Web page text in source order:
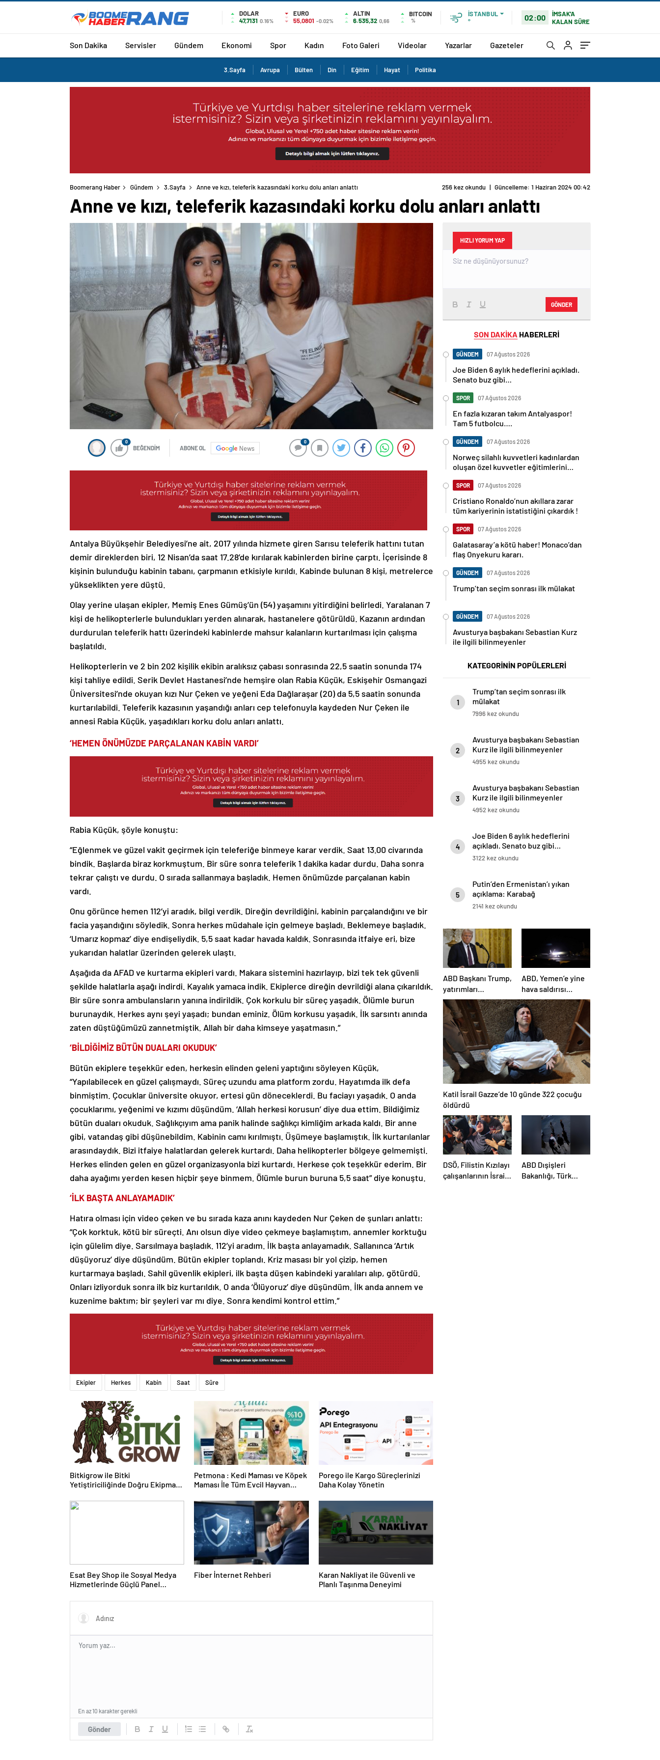
DOLAR
47,7131 0.16%
EURO
55,0801 -0.02%
ALTIN
6.535,32 0,66
BITCOIN
%
İSTANBUL
°
02:00
İMSAK'A
KALAN SÜRE
Son Dakika Servisler Gündem Ekonomi Spor Kadın Foto Galeri Videolar Yazarlar Gazeteler
3.Sayfa Avrupa Bülten Din Eğitim Hayat Politika
Boomerang Haber Gündem 3.Sayfa Anne ve kızı, teleferik kazasındaki korku dolu anları anlattı 256 kez okundu | Güncelleme: 1 Haziran 2024 00:42
Anne ve kızı, teleferik kazasındaki korku dolu anları anlattı
0
BEĞENDİM ABONE OL News
0
Antalya Büyükşehir Belediyesi’ne ait, 2017 yılında hizmete giren Sarısu teleferik hattını tutan
demir direklerden biri, 12 Nisan’da saat 17.28’de kırılarak kabinlerden birine çarptı. İçerisinde 8
kişinin bulunduğu kabinin tabanı, çarpmanın etkisiyle kırıldı. Kabinde bulunan 8 kişi, metrelerce
yükseklikten yere düştü.
Olay yerine ulaşan ekipler, Memiş Enes Gümüş’ün (54) yaşamını yitirdiğini belirledi. Yaralanan 7
kişi de helikopterlerle bulundukları yerden alınarak, hastanelere götürüldü. Kazanın ardından
durdurulan teleferik hattı üzerindeki kabinlerde mahsur kalanların kurtarılması için çalışma
başlatıldı.
Helikopterlerin ve 2 bin 202 kişilik ekibin aralıksız çabası sonrasında 22,5 saatin sonunda 174
kişi tahliye edildi. Serik Devlet Hastanesi’nde hemşire olan Rabia Küçük, Eskişehir Osmangazi
Üniversitesi’nde okuyan kızı Nur Çeken ve yeğeni Eda Dağlaraşar (20) da 5,5 saatin sonunda
kurtarılabildi. Teleferik kazasının yaşandığı anları cep telefonuyla kaydeden Nur Çeken ile
annesi Rabia Küçük, yaşadıkları korku dolu anları anlattı.
‘HEMEN ÖNÜMÜZDE PARÇALANAN KABİN VARDI’
Rabia Küçük, şöyle konuştu:
“Eğlenmek ve güzel vakit geçirmek için teleferiğe binmeye karar verdik. Saat 13.00 civarında
bindik. Başlarda biraz korkmuştum. Bir süre sonra teleferik 1 dakika kadar durdu. Daha sonra
tekrar çalıştı ve durdu. O sırada sallanmaya başladık. Hemen önümüzde parçalanan kabin
vardı.
Onu görünce hemen 112’yi aradık, bilgi verdik. Direğin devrildiğini, kabinin parçalandığını ve bir
facia yaşandığını söyledik. Sonra herkes müdahale için gelmeye başladı. Beklemeye başladık.
‘Umarız kopmaz’ diye endişeliydik. 5,5 saat kadar havada kaldık. Sonrasında itfaiye eri, bize
yukarıdan halatlar üzerinden gelerek ulaştı.
Aşağıda da AFAD ve kurtarma ekipleri vardı. Makara sistemini hazırlayıp, bizi tek tek güvenli
şekilde halatlarla aşağı indirdi. Kayalık yamaca indik. Ekiplerce direğin devrildiği alana çıkarıldık.
Bir süre sonra ambulansların yanına indirildik. Çok korkulu bir süreç yaşadık. Ölümle burun
burunaydık. Herkes aynı şeyi yaşadı; bundan eminiz. Ölüm korkusu yaşadık. İlk sarsıntı anında
zaten düştüğümüzü zannetmiştik. Allah bir daha kimseye yaşatmasın.”
‘BİLDİĞİMİZ BÜTÜN DUALARI OKUDUK’
Bütün ekiplere teşekkür eden, herkesin elinden geleni yaptığını söyleyen Küçük,
“Yapılabilecek en güzel çalışmaydı. Süreç uzundu ama platform zordu. Hayatımda ilk defa
binmiştim. Çocuklar üniversite okuyor, ertesi gün döneceklerdi. Bu faciayı yaşadık. O anda
çocuklarımı, yeğenimi ve kızımı düşündüm. ‘Allah herkesi korusun’ diye dua ettim. Bildiğimiz
bütün duaları okuduk. Sağlıkçıyım ama panik halinde sağlıkçı kimliğim arkada kaldı. Bir anne
gibi, vatandaş gibi düşünebildim. Kabinin camı kırılmıştı. Üşümeye başlamıştık. İlk kurtarılanlar
arasındaydık. Bizi itfaiye halatlardan gelerek kurtardı. Daha helikopterler bölgeye gelmemişti.
Herkes elinden gelen en güzel organizasyonla bizi kurtardı. Herkese çok teşekkür ederim. Bir
daha ayağımı yerden kesen hiçbir şeye binmem. Ölümle burun buruna 5,5 saat” diye konuştu.
‘İLK BAŞTA ANLAYAMADIK’
Hatıra olması için video çeken ve bu sırada kaza anını kaydeden Nur Çeken de şunları anlattı:
“Çok korktuk, kötü bir süreçti. Anı olsun diye video çekmeye başlamıştım, annemler korktuğu
için gülelim diye. Sarsılmaya başladık. 112’yi aradım. İlk başta anlayamadık. Sallanınca ‘Artık
düşüyoruz’ diye düşündüm. Bütün ekipler toplandı. Kriz masası bir yol çizip, hemen
kurtarmaya başladı. Sahil güvenlik ekipleri, ilk başta düşen kabindeki yaralıları alıp, götürdü.
Onları izliyorduk sonra ilk biz kurtarıldık. O anda ‘Ölüyoruz’ diye düşündüm. İlk anda annem ve
kuzenime baktım; bir şeyleri var mı diye. Sonra kendimi kontrol ettim.”
Ekipler Herkes Kabin Saat Süre
Bitkigrow ile Bitki
Yetiştiriciliğinde Doğru Ekipman
Petmona : Kedi Maması ve Köpek
Maması İle Tüm Evcil Hayvan
Porego ile Kargo Süreçlerinizi
Daha Kolay Yönetin
Esat Bey Shop ile Sosyal Medya
Hizmetlerinde Güçlü Panel
Fiber İnternet Rehberi
Karan Nakliyat ile Güvenli ve
Planlı Taşınma Deneyimi
Gönder
En az 10 karakter gerekli
HIZLI YORUM YAP
GÖNDER
SON DAKİKA HABERLERİ
GÜNDEM 07 Ağustos 2026
Joe Biden 6 aylık hedeflerini açıkladı.
Senato buz gibi…
SPOR 07 Ağustos 2026
En fazla kızaran takım Antalyaspor!
Tam 5 futbolcu….
GÜNDEM 07 Ağustos 2026
Norweç silahlı kuvvetleri kadınlardan
oluşan özel kuvvetler eğitimlerini
SPOR 07 Ağustos 2026
Cristiano Ronaldo’nun akıllara zarar
tüm kariyerinin istatistiğini çıkardık !
SPOR 07 Ağustos 2026
Galatasaray’a kötü haber! Monaco’dan
flaş Onyekuru kararı.
GÜNDEM 07 Ağustos 2026
Trump’tan seçim sonrası ilk mülakat
GÜNDEM 07 Ağustos 2026
Avusturya başbakanı Sebastian Kurz
ile ilgili bilinmeyenler
KATEGORİNİN POPÜLERLERİ
1
Trump’tan seçim sonrası ilk
mülakat
7996 kez okundu
2
Avusturya başbakanı Sebastian
Kurz ile ilgili bilinmeyenler
4955 kez okundu
3
Avusturya başbakanı Sebastian
Kurz ile ilgili bilinmeyenler
4952 kez okundu
4
Joe Biden 6 aylık hedeflerini
açıkladı. Senato buz gibi…
3122 kez okundu
5
Putin’den Ermenistan’ı yıkan
açıklama: Karabağ
Azerbaycan’ın ayrılmaz bir
2141 kez okundu
ABD Başkanı Trump,
yatırımları
hızlandırmak için
yeni bir ofis kuruyor
ABD, Yemen’e yine
hava saldırısı
düzenledi
Katil İsrail Gazze’de 10 günde 322 çocuğu
öldürdü
DSÖ, Filistin Kızılayı
çalışanlarının İsrail
ABD Dışişleri
Bakanlığı, Türk